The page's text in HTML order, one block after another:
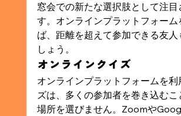
窓会での新たな選択肢として注目
す。オンラインプラットフォーム
ば、距離を超えて参加できる友
しょう。
オンラインクイズ
オンラインプラットフォームを利
ズは、多くの参加者を巻き込むこ
場所を選びません。Zoomや